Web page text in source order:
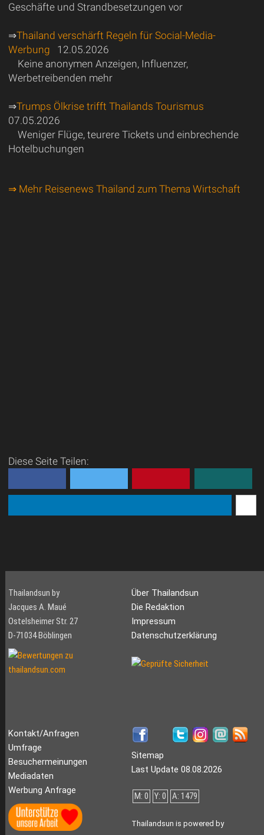
Geschäfte und Strandbesetzungen vor
⇒Thailand verschärft Regeln für Social-Media-
Werbung 12.05.2026
Keine anonymen Anzeigen, Influenzer,
Werbetreibenden mehr
⇒Trumps Ölkrise trifft Thailands Tourismus
07.05.2026
Weniger Flüge, teurere Tickets und einbrechende
Hotelbuchungen
⇒ Mehr Reisenews Thailand zum Thema Wirtschaft
Diese Seite Teilen:
Thailandsun by
Jacques A. Maué
Ostelsheimer Str. 27
D-71034 Böblingen
Über Thailandsun
Die Redaktion
Impressum
Datenschutzerklärung
Kontakt/Anfragen
Umfrage
Besuchermeinungen
Mediadaten
Werbung Anfrage
Sitemap
Last Update 08.08.2026
M: 0 Y: 0 A: 1479
Thailandsun is powered by